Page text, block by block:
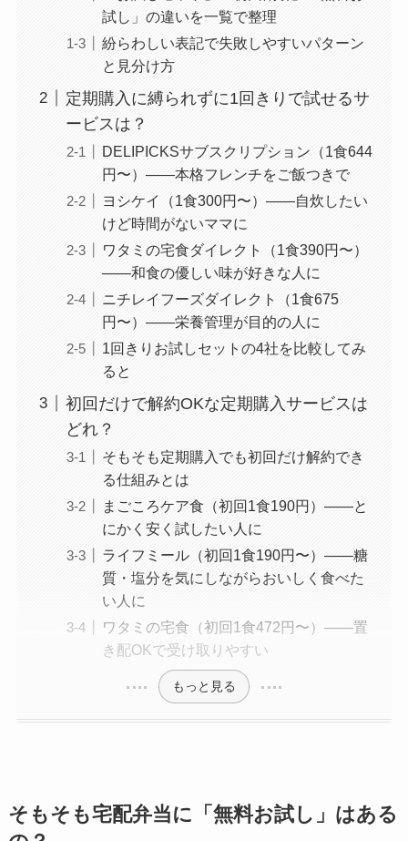
試し」の違いを一覧で整理
紛らわしい表記で失敗しやすいパターン
と見分け方
定期購入に縛られずに1回きりで試せるサ
ービスは？
DELIPICKSサブスクリプション（1食644
円〜）——本格フレンチをご飯つきで
ヨシケイ（1食300円〜）——自炊したい
けど時間がないママに
ワタミの宅食ダイレクト（1食390円〜）
——和食の優しい味が好きな人に
ニチレイフーズダイレクト（1食675
円〜）——栄養管理が目的の人に
1回きりお試しセットの4社を比較してみ
ると
初回だけで解約OKな定期購入サービスは
どれ？
そもそも定期購入でも初回だけ解約でき
る仕組みとは
まごころケア食（初回1食190円）——と
にかく安く試したい人に
ライフミール（初回1食190円〜）——糖
質・塩分を気にしながらおいしく食べた
い人に
ワタミの宅食（初回1食472円〜）——置
き配OKで受け取りやすい
もっと見る
そもそも宅配弁当に「無料お試し」はある